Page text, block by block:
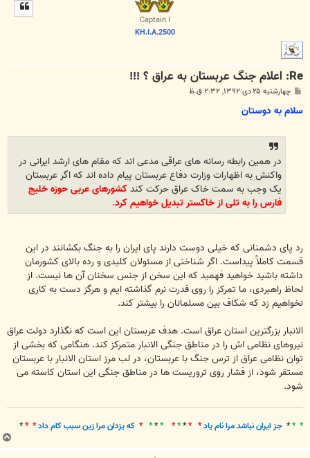
Captain I
KH.I.A.2500
Re: اعلام جنگ عربستان به عراق ؟ !!!
پ
ت
چهارشنبه ۲۵ دی ۱۳۹۲, ۲:۳۲ ق.ظ
سلام به دوستان
در همین رابطه رسانه های عراقی مدعی اند که مقام های ارشد ایرانی در
واکنش به اظهارات وزارت دفاع عربستان پیام داده اند که اگر عربستان
یک وجب به سمت خاک عراق حرکت کند کشورهای عربی حوزه خلیج
فارس را به تلی از خاکستر تبدیل خواهیم کرد.
رد پای دشمنانی که خیلی دوست دارند پای ایران را به جنگ بکشانند در این
قسمت کاملاً پیداست. اگر شناختی از مسئولان کلیدی و رده بالای کشورمان
داشته باشید خواهید فهمید که این سخن از جنس سخنان آن ها نیست. از
لحاظ راهبردی، ما تمرکز را روی قدرت نرم گذاشته ایم و هرگز دست به کاری
نخواهیم زد که شکاف بین مسلمانان را بیشتر کند.
الانبار بزرگترین استان عراق است. هدف عربستان این است که نگذارد دولت عراق
نیروهای نظامی اش را در مناطق جنگی الانبار متمرکز کند. هنگامی که بخشی از
توان نظامی عراق از ترس جنگ با عربستان، در لب مرز استان الانبار با عربستان
مستقر شود، از فشار روی تروریست ها در مناطق جنگی این استان کاسته می
شود.
* *
* جز ايران نباشد مرا نام ياد* *
*
*
*
*
*
*
* که يزدان مرا زين سبب کام داد* *
*
ب
ا